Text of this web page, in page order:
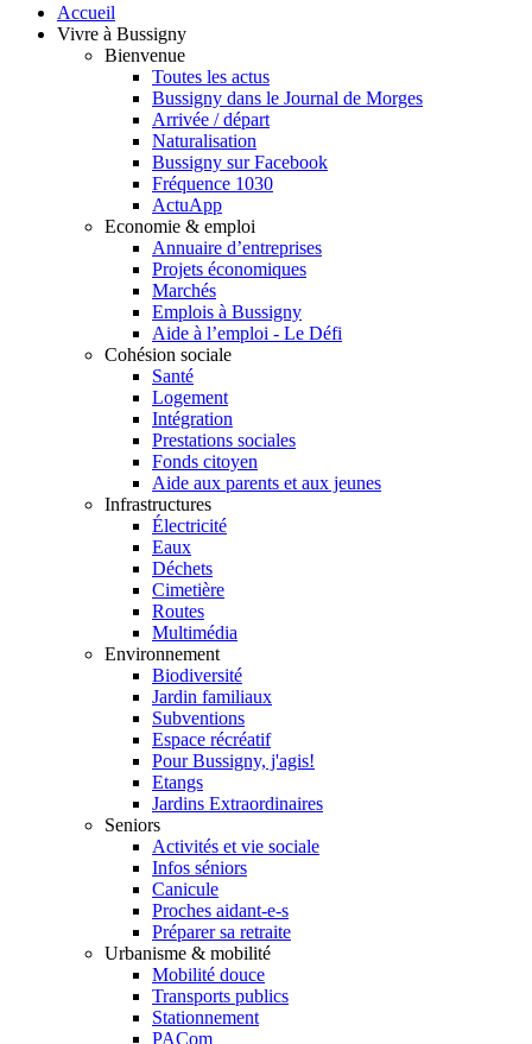
Accueil
Vivre à Bussigny
Bienvenue
Toutes les actus
Bussigny dans le Journal de Morges
Arrivée / départ
Naturalisation
Bussigny sur Facebook
Fréquence 1030
ActuApp
Economie & emploi
Annuaire d’entreprises
Projets économiques
Marchés
Emplois à Bussigny
Aide à l’emploi - Le Défi
Cohésion sociale
Santé
Logement
Intégration
Prestations sociales
Fonds citoyen
Aide aux parents et aux jeunes
Infrastructures
Électricité
Eaux
Déchets
Cimetière
Routes
Multimédia
Environnement
Biodiversité
Jardin familiaux
Subventions
Espace récréatif
Pour Bussigny, j'agis!
Etangs
Jardins Extraordinaires
Seniors
Activités et vie sociale
Infos séniors
Canicule
Proches aidant-e-s
Préparer sa retraite
Urbanisme & mobilité
Mobilité douce
Transports publics
Stationnement
PACom